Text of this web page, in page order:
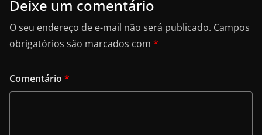
Deixe um comentário
O seu endereço de e-mail não será publicado. Campos
obrigatórios são marcados com *
Comentário *